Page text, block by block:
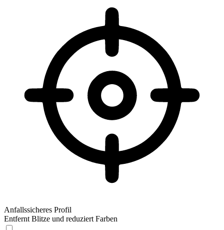
Anfallssicheres Profil
Entfernt Blitze und reduziert Farben